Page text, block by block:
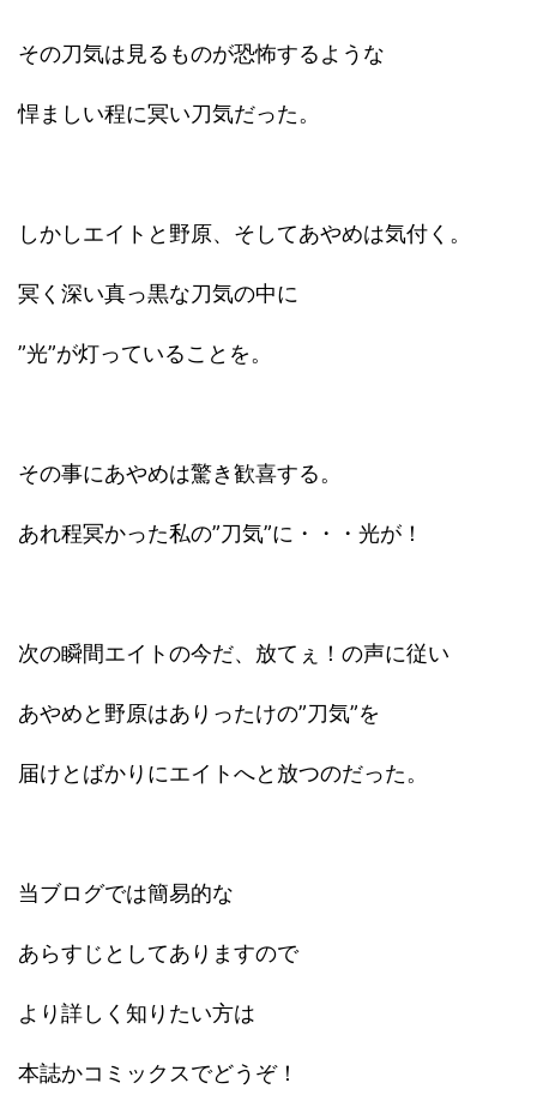
その刀気は見るものが恐怖するような
悍ましい程に冥い刀気だった。
しかしエイトと野原、そしてあやめは気付く。
冥く深い真っ黒な刀気の中に
”光”が灯っていることを。
その事にあやめは驚き歓喜する。
あれ程冥かった私の”刀気”に・・・光が！
次の瞬間エイトの今だ、放てぇ！の声に従い
あやめと野原はありったけの”刀気”を
届けとばかりにエイトへと放つのだった。
当ブログでは簡易的な
あらすじとしてありますので
より詳しく知りたい方は
本誌かコミックスでどうぞ！